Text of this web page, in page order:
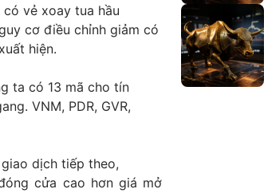
có vẻ xoay tua hầu
cơ điều chỉnh giảm có
hiện.
ta có 13 mã cho tín
VNM, PDR, GVR,
dịch tiếp theo,
cửa cao hơn giá mở